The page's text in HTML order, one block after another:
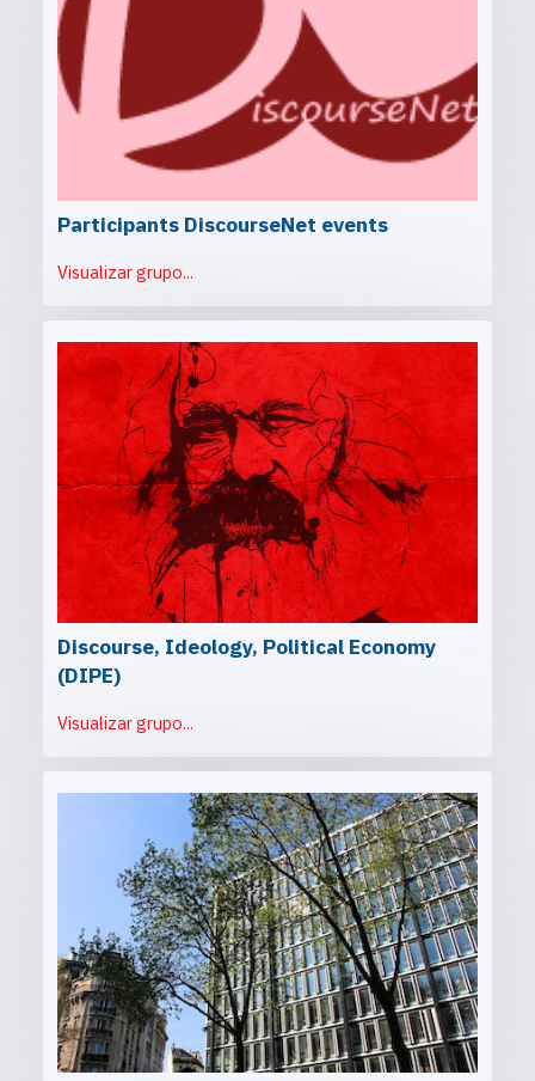
Participants DiscourseNet events
Visualizar grupo...
Discourse, Ideology, Political Economy
(DIPE)
Visualizar grupo...